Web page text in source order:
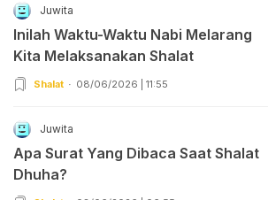
Juwita
Inilah Waktu-Waktu Nabi Melarang
Kita Melaksanakan Shalat
Shalat 08/06/2026 | 11:55
Juwita
Apa Surat Yang Dibaca Saat Shalat
Dhuha?